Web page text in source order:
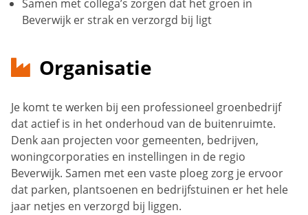
Samen met collega’s zorgen dat het groen in
Beverwijk er strak en verzorgd bij ligt
Organisatie
Je komt te werken bij een professioneel groenbedrijf
dat actief is in het onderhoud van de buitenruimte.
Denk aan projecten voor gemeenten, bedrijven,
woningcorporaties en instellingen in de regio
Beverwijk. Samen met een vaste ploeg zorg je ervoor
dat parken, plantsoenen en bedrijfstuinen er het hele
jaar netjes en verzorgd bij liggen.